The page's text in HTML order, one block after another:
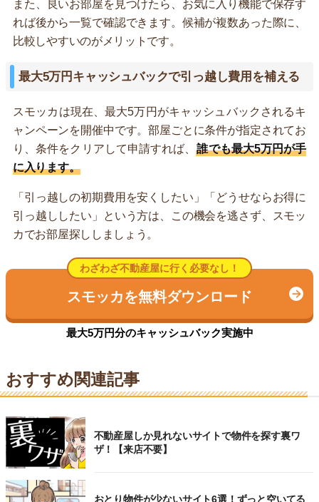
また、良いお部屋を見つけたら、お気に入り機能で保存す
れば後から一覧で確認できます。候補が複数あった際に、
比較しやすいのがメリットです。
最大5万円キャッシュバックで引っ越し費用を補える
スモッカは現在、最大5万円がキャッシュバックされるキ
ャンペーンを開催中です。部屋ごとに条件が指定されてお
り、条件をクリアして申請すれば、誰でも最大5万円が手
に入ります。
「引っ越しの初期費用を安くしたい」「どうせならお得に
引っ越ししたい」という方は、この機会を逃さず、スモッ
カでお部屋探ししましょう。
わざわざ不動産屋に行く必要なし！
スモッカを無料ダウンロード
最大5万円分のキャッシュバック実施中
おすすめ関連記事
不動産屋しか見れないサイトで物件を探す裏ワ
ザ！【来店不要】
おとり物件が少ないサイト6選！ずっと空いてる